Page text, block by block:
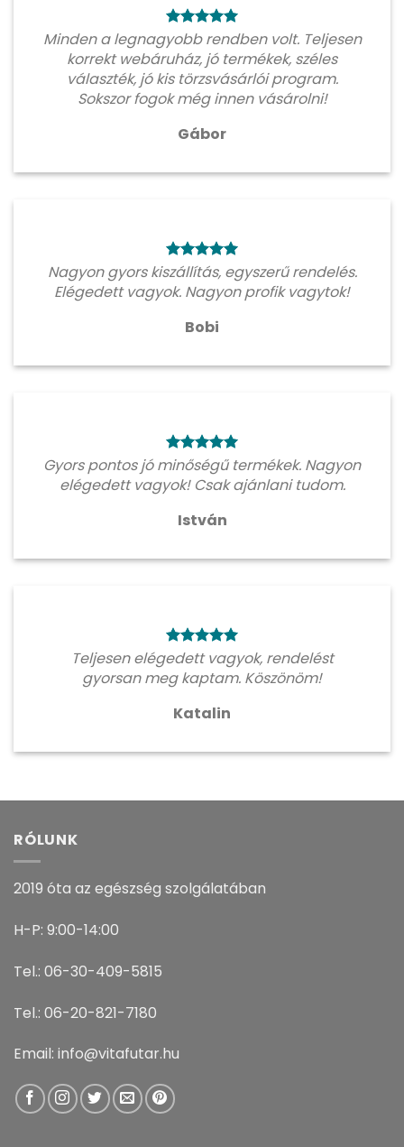
Minden a legnagyobb rendben volt. Teljesen
korrekt webáruház, jó termékek, széles
választék, jó kis törzsvásárlói program.
Sokszor fogok még innen vásárolni!
Gábor
Nagyon gyors kiszállítás, egyszerű rendelés.
Elégedett vagyok. Nagyon profik vagytok!
Bobi
Gyors pontos jó minőségű termékek. Nagyon
elégedett vagyok! Csak ajánlani tudom.
István
Teljesen elégedett vagyok, rendelést
gyorsan meg kaptam. Köszönöm!
Katalin
RÓLUNK
2019 óta az egészség szolgálatában
H-P: 9:00-14:00
Tel.: 06-30-409-5815
Tel.: 06-20-821-7180
Email: info@vitafutar.hu